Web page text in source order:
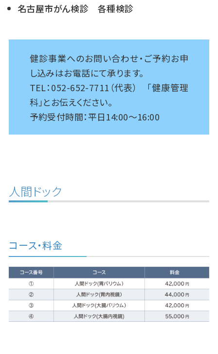
名古屋市がん検診 各種検診
健診事業へのお問い合わせ・ご予約お申
し込みはお電話にて承ります。
TEL：052-652-7711（代表） 「健康管理
科」とお伝えください。
予約受付時間：平日14:00～16:00
人間ドック
コース・料金